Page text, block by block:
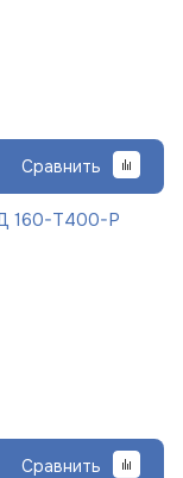
Сравнить
160-Т400-Р
Сравнить